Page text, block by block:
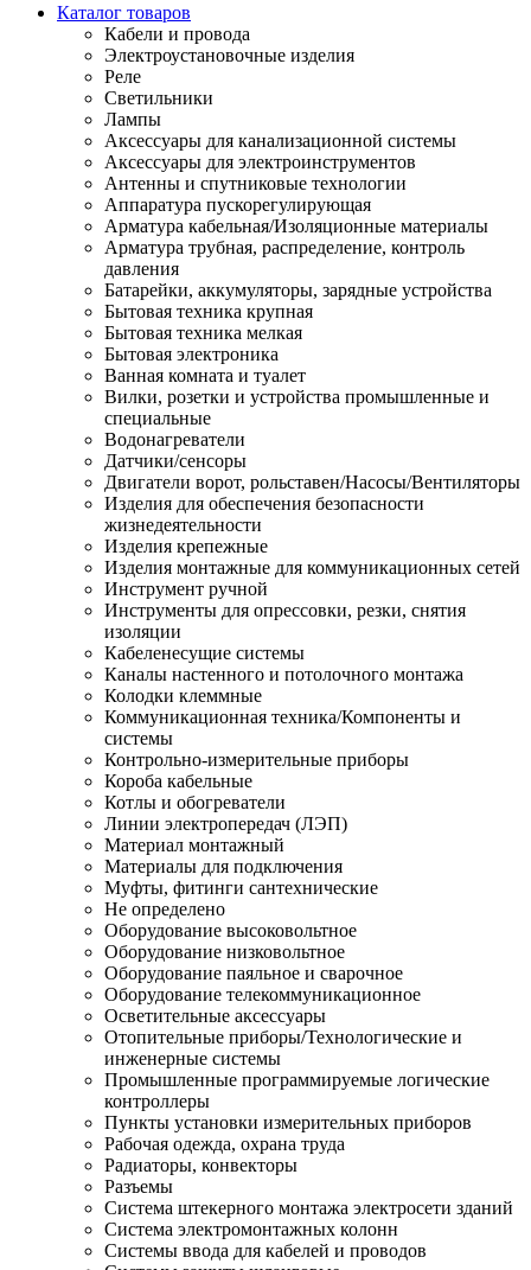
Каталог товаров
Кабели и провода
Электроустановочные изделия
Реле
Светильники
Лампы
Аксессуары для канализационной системы
Аксессуары для электроинструментов
Антенны и спутниковые технологии
Аппаратура пускорегулирующая
Арматура кабельная/Изоляционные материалы
Арматура трубная, распределение, контроль
давления
Батарейки, аккумуляторы, зарядные устройства
Бытовая техника крупная
Бытовая техника мелкая
Бытовая электроника
Ванная комната и туалет
Вилки, розетки и устройства промышленные и
специальные
Водонагреватели
Датчики/сенсоры
Двигатели ворот, рольставен/Насосы/Вентиляторы
Изделия для обеспечения безопасности
жизнедеятельности
Изделия крепежные
Изделия монтажные для коммуникационных сетей
Инструмент ручной
Инструменты для опрессовки, резки, снятия
изоляции
Кабеленесущие системы
Каналы настенного и потолочного монтажа
Колодки клеммные
Коммуникационная техника/Компоненты и
системы
Контрольно-измерительные приборы
Короба кабельные
Котлы и обогреватели
Линии электропередач (ЛЭП)
Материал монтажный
Материалы для подключения
Муфты, фитинги сантехнические
Не определено
Оборудование высоковольтное
Оборудование низковольтное
Оборудование паяльное и сварочное
Оборудование телекоммуникационное
Осветительные аксессуары
Отопительные приборы/Технологические и
инженерные системы
Промышленные программируемые логические
контроллеры
Пункты установки измерительных приборов
Рабочая одежда, охрана труда
Радиаторы, конвекторы
Разъемы
Система штекерного монтажа электросети зданий
Система электромонтажных колонн
Системы ввода для кабелей и проводов